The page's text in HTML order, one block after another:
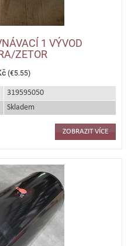
1 VÝVOD
ZETOR
(€5.55)
319595050
Skladem
ZOBRAZIT VÍCE